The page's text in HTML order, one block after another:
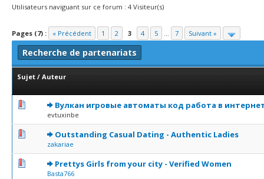
Utilisateurs naviguant sur ce forum : 4 Visiteur(s)
Pages (7) : « Précédent 1 2 3 4 5 ... 7 Suivant »
Recherche de partenariats
Sujet / Auteur
Вулкан игровые автоматы код работа в
evtuxinbe
0 Votes - 0 sur 5 en moyenne
12 345
Outstanding Сasual Dating - Authentic Ladies
zakariae
0 Votes - 0 sur 5 en moyenne
12345
Prettys Girls from your city - Verified Women
Basta766
0 Votes - 0 sur 5 en moyenne
12345